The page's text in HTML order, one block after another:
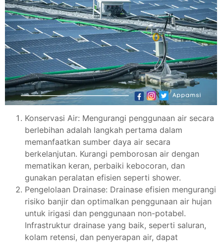
Konservasi Air: Mengurangi penggunaan air secara
berlebihan adalah langkah pertama dalam
memanfaatkan sumber daya air secara
berkelanjutan. Kurangi pemborosan air dengan
mematikan keran, perbaiki kebocoran, dan
gunakan peralatan efisien seperti shower.
Pengelolaan Drainase: Drainase efisien mengurangi
risiko banjir dan optimalkan penggunaan air hujan
untuk irigasi dan penggunaan non-potabel.
Infrastruktur drainase yang baik, seperti saluran,
kolam retensi, dan penyerapan air, dapat